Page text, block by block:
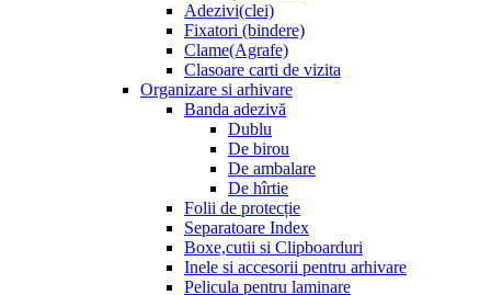
Adezivi(clei)
Fixatori (bindere)
Clame(Agrafe)
Clasoare carti de vizita
Organizare si arhivare
Banda adezivă
Dublu
De birou
De ambalare
De hîrtie
Folii de protecție
Separatoare Index
Boxe,cutii si Clipboarduri
Inele si accesorii pentru arhivare
Pelicula pentru laminare